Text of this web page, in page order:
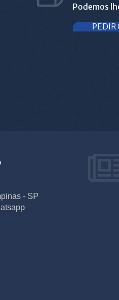
Podemos
PEDIR
- SP